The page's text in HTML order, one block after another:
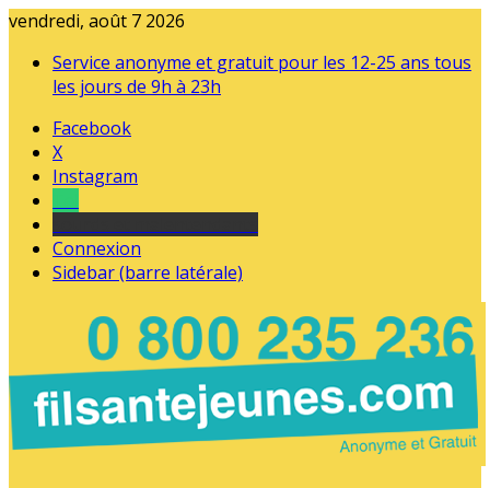
vendredi, août 7 2026
Service anonyme et gratuit pour les 12-25 ans tous
les jours de 9h à 23h
Facebook
X
Instagram
Connexion
Sidebar (barre latérale)